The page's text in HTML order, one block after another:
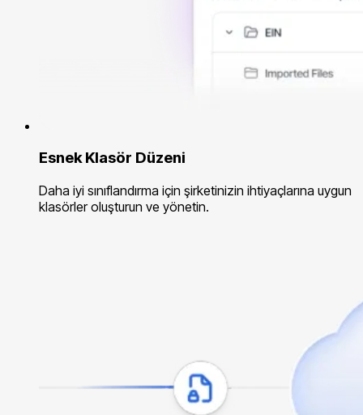
Esnek Klasör Düzeni
Daha iyi sınıflandırma için şirketinizin ihtiyaçlarına uygun
klasörler oluşturun ve yönetin.